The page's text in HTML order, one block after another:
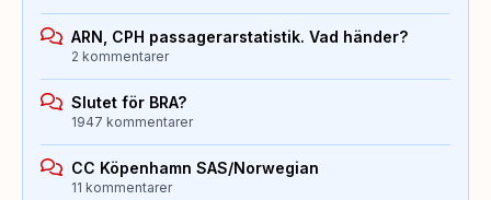
ARN, CPH passagerarstatistik. Vad händer?
2 kommentarer
Slutet för BRA?
1947 kommentarer
CC Köpenhamn SAS/Norwegian
11 kommentarer